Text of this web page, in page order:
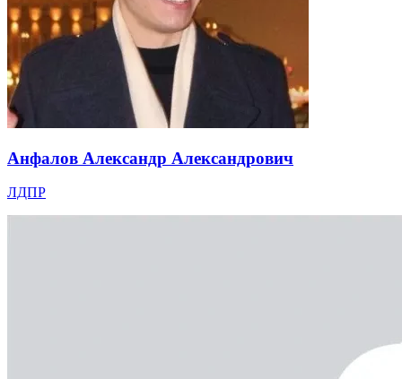
Анфалов Александр Александрович
ЛДПР